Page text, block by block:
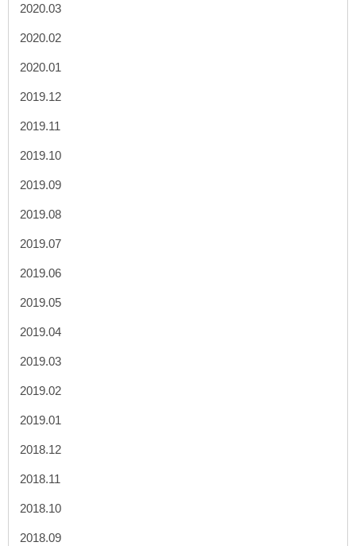
2020.03
2020.02
2020.01
2019.12
2019.11
2019.10
2019.09
2019.08
2019.07
2019.06
2019.05
2019.04
2019.03
2019.02
2019.01
2018.12
2018.11
2018.10
2018.09